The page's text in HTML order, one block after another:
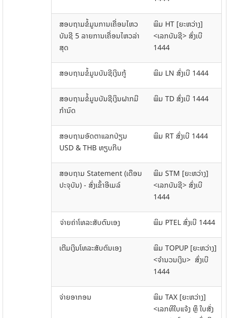
ສອບຖາມຂໍ້ມູນການເຄື່ອນໄຫວ
ບັນຊີ 5 ລາຍການເຄື່ອນໄຫວລ່າ
ສຸດ
ພິມ HT [ຍະຫວ່າງ]
<ເລກບັນຊີ> ສົ່ງເບີ
1444
ສອບຖາມຂໍ້ມູນບັນຊີເງິນກູ້ ພິມ LN ສົ່ງເບີ 1444
ສອບຖາມຂໍ້ມູນບັນຊີເງິນຝາກມີ
ກໍານົດ
ພິມ TD ສົ່ງເບີ 1444
ສອບຖາມອັດຕາແລກປ່ຽນ
USD & THB ທຽບກີບ
ພິມ RT ສົ່ງເບີ 1444
ສອບຖາມ Statement (ເດືອນ
ປະຈຸບັນ) - ສົ່ງເຂົ້າອີເມລ໌
ພິມ STM [ຍະຫວ່າງ]
<ເລກບັນຊີ> ສົ່ງເບີ
1444
ຈ່າຍຄ່າໂທລະສັບຕົນເອງ ພິມ PTEL ສົ່ງເບີ 1444
ເຕີມເງິນໂທລະສັບຕົນເອງ
ພິມ TOPUP [ຍະຫວ່າງ]
<ຈໍານວນເງິນ> ສົ່ງເບີ
1444
ຈ່າຍອາກອນ
ພິມ TAX [ຍະຫວ່າງ]
<ເລກທີໃບແຈ້ງ ຫຼຶ ໃບສັ່ງ